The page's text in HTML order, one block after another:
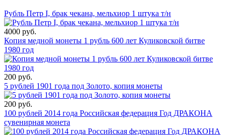
Рубль Петр I, брак чекана, мельхиор 1 штука т/н
4000 руб.
Копия медной монеты 1 рубль 600 лет Куликовской битве
1980 год
200 руб.
5 рублей 1901 года под Золото, копия монеты
200 руб.
100 рублей 2014 года Российская федерация Год ДРАКОНА
сувенирная монета